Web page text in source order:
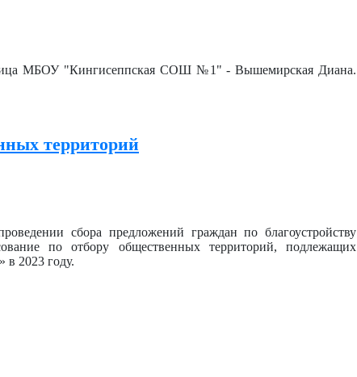
МБОУ "Кингисеппская СОШ №1" - Вышемирская Диана.
территорий
сбора предложений граждан по благоустройству
по отбору общественных территорий, подлежащих
в 2023 году.